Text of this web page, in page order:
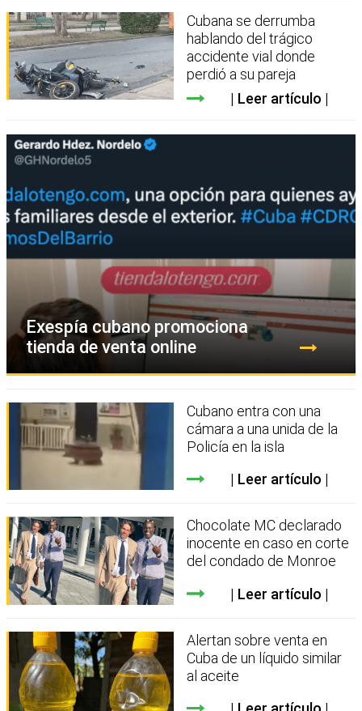
Cubana se derrumba
hablando del trágico
accidente vial donde
perdió a su pareja
Leer artículo
Exespía cubano promociona
tienda de venta online
Cubano entra con una
cámara a una unida de la
Policía en la isla
Leer artículo
Chocolate MC declarado
inocente en caso en corte
del condado de Monroe
Leer artículo
Alertan sobre venta en
Cuba de un líquido similar
al aceite